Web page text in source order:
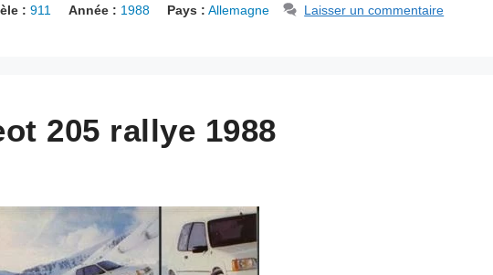
: 911 Année : 1988 Pays : Allemagne Laisser un commentaire
205 rallye 1988